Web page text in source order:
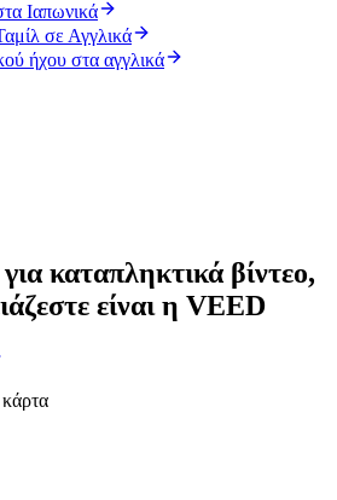
Ιαπωνικά
σε Αγγλικά
ήχου στα αγγλικά
καταπληκτικά βίντεο,
είναι η VEED
κάρτα